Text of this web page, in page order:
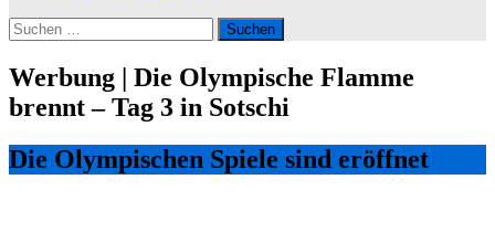
Suchen
nach:
Werbung | Die Olympische Flamme
brennt – Tag 3 in Sotschi
Die Olympischen Spiele sind eröffnet